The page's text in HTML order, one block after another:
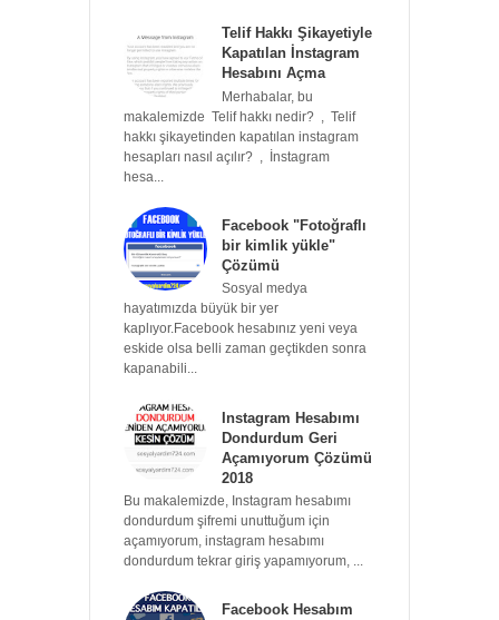
Telif Hakkı Şikayetiyle
Kapatılan İnstagram
Hesabını Açma
Merhabalar, bu
makalemizde Telif hakkı nedir? , Telif
hakkı şikayetinden kapatılan instagram
hesapları nasıl açılır? , İnstagram
hesa...
Facebook "Fotoğraflı
bir kimlik yükle"
Çözümü
Sosyal medya
hayatımızda büyük bir yer
kaplıyor.Facebook hesabınız yeni veya
eskide olsa belli zaman geçtikden sonra
kapanabili...
Instagram Hesabımı
Dondurdum Geri
Açamıyorum Çözümü
2018
Bu makalemizde, Instagram hesabımı
dondurdum şifremi unuttuğum için
açamıyorum, instagram hesabımı
dondurdum tekrar giriş yapamıyorum, ...
Facebook Hesabım